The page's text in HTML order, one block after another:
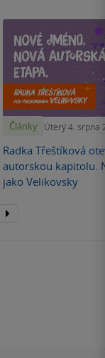
Články Úterý 4. srpna
Radka Třeštíková
autorskou kapitolu.
jako Velikovsky